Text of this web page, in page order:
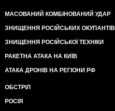
МАСОВАНИЙ КОМБІНОВАНИЙ УДАР
ЗНИЩЕННЯ РОСІЙСЬКИХ ОКУПАНТІВ
ЗНИЩЕННЯ РОСІЙСЬКОЇ ТЕХНІКИ
РАКЕТНА АТАКА НА КИЇВ
АТАКА ДРОНІВ НА РЕГІОНИ РФ
ОБСТРІЛ
РОСІЯ